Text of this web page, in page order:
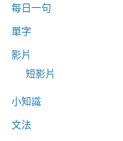
每日一句
單字
影片
短影片
小知識
文法